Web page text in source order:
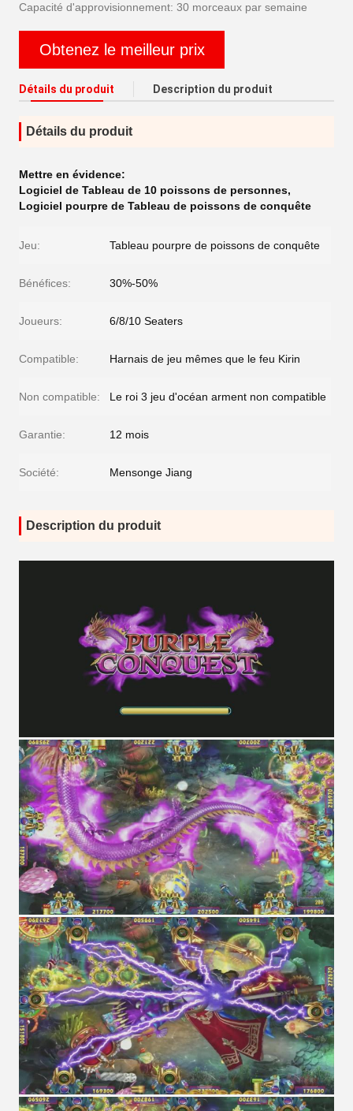
Capacité d'approvisionnement: 30 morceaux par semaine
Obtenez le meilleur prix
Détails du produit Description du produit
Détails du produit
Mettre en évidence:
Logiciel de Tableau de 10 poissons de personnes,
Logiciel pourpre de Tableau de poissons de conquête
Jeu: Tableau pourpre de poissons de conquête
Bénéfices: 30%-50%
Joueurs: 6/8/10 Seaters
Compatible: Harnais de jeu mêmes que le feu Kirin
Non compatible: Le roi 3 jeu d'océan arment non compatible
Garantie: 12 mois
Société: Mensonge Jiang
Description du produit